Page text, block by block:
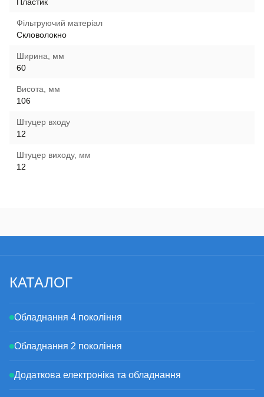
Фільтруючий матеріал
Скловолокно
Ширина, мм
60
Висота, мм
106
Штуцер входу
12
Штуцер виходу, мм
12
КАТАЛОГ
Обладнання 4 покоління
Обладнання 2 покоління
Додаткова електроніка та обладнання